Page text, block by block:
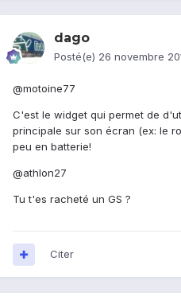
dago
Posté(e) 26 novembre
@motoine77
C'est le widget qui permet de
principale sur son écran (ex: le
peu en batterie!
@athlon27
Tu t'es racheté un GS ?
Citer